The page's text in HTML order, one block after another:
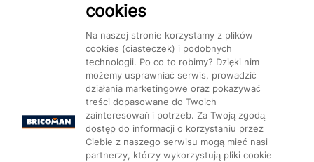
Mapa Strony: Kategorie Produkty Marki CMS
cookies
Na naszej stronie korzystamy z plików
cookies (ciasteczek) i podobnych
technologii. Po co to robimy? Dzięki nim
możemy usprawniać serwis, prowadzić
działania marketingowe oraz pokazywać
treści dopasowane do Twoich
zainteresowań i potrzeb. Za Twoją zgodą
dostęp do informacji o korzystaniu przez
Ciebie z naszego serwisu mogą mieć nasi
partnerzy, którzy wykorzystują pliki cookie